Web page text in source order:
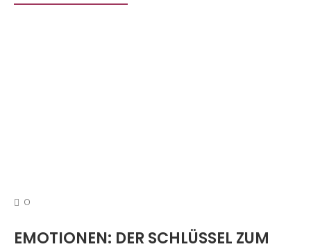
0
EMOTIONEN: DER SCHLÜSSEL ZUM